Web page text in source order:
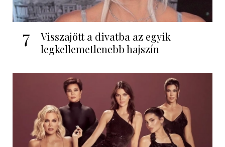
7
Visszajött a divatba az egyik
legkellemetlenebb hajszín